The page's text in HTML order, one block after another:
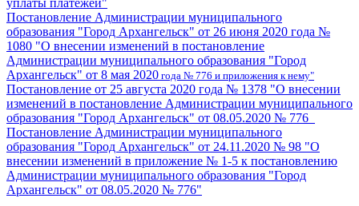
уплаты платежей"
Постановление Администрации муниципального
образования "Город Архангельск" от 26 июня 2020 года №
1080 "О внесении изменений в постановление
Администрации муниципального образования "Город
Архангельск" от 8 мая 2020 года № 776 и приложения к нему"
Постановление от 25 августа 2020 года № 1378 "О внесении
изменений в постановление Администрации муниципального
образования "Город Архангельск" от 08.05.2020 № 776
Постановление Администрации муниципального
образования "Город Архангельск" от 24.11.2020 № 98 "О
внесении изменений в приложение № 1-5 к постановлению
Администрации муниципального образования "Город
Архангельск" от 08.05.2020 № 776"